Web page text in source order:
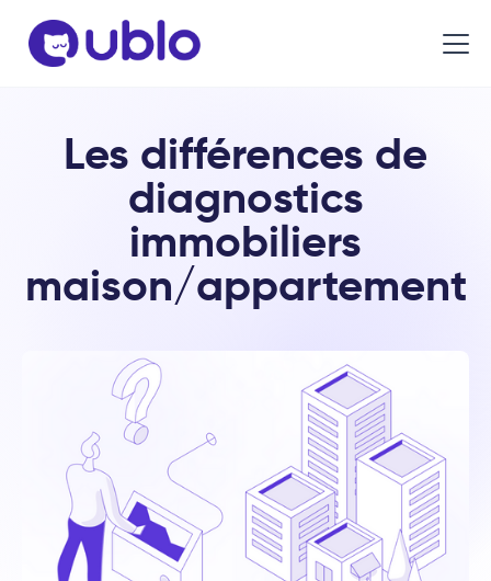
Les différences de
diagnostics
immobiliers
maison/appartement